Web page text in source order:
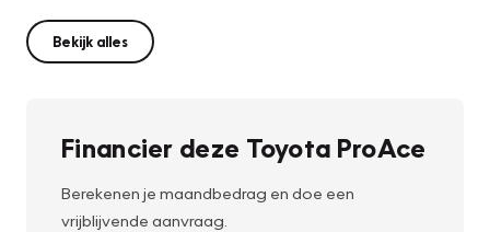
Bekijk alles
Financier deze Toyota ProAce
Berekenen je maandbedrag en doe een
vrijblijvende aanvraag.